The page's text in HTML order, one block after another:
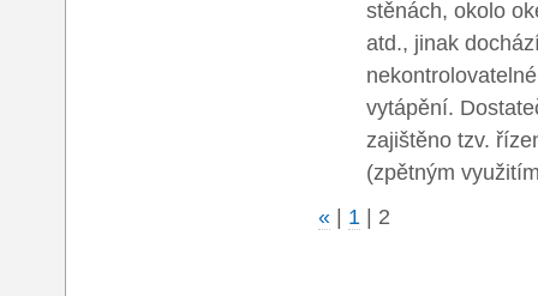
stěnách, okolo
atd., jinak
vytápění.
zajištěno tzv.
(zpětným
« | 1 | 2